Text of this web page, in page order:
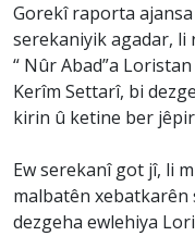
Gorekî raporta
serekaniyik agadar, li
“ Nûr Abad”a
Kerîm Settarî, bi
kirin û ketine ber
Ew serekanî got jî, li
malbatên xebatkarên
dezgeha ewlehiya